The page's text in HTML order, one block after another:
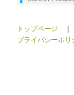
トップページ ｜
プライバシーポリ